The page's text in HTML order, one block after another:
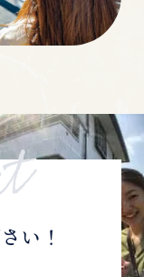
らいいの？
塗り替えの
い！